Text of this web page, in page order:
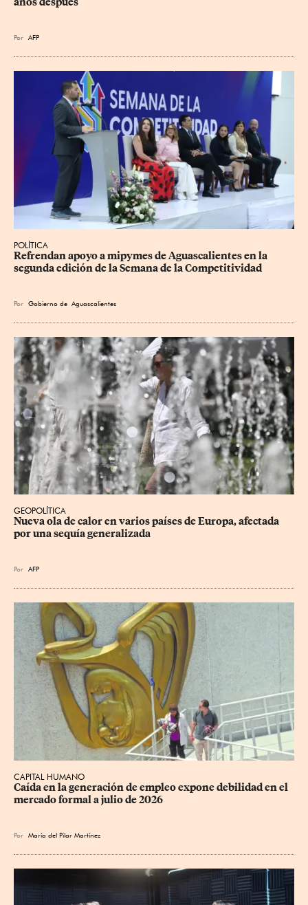
Por AFP
POLÍTICA
Refrendan apoyo a mipymes de Aguascalientes en la
segunda edición de la Semana de la Competitividad
Por Gobierno de Aguascalientes
GEOPOLÍTICA
Nueva ola de calor en varios países de Europa, afectada
por una sequía generalizada
Por AFP
CAPITAL HUMANO
Caída en la generación de empleo expone debilidad en el
mercado formal a julio de 2026
Por María del Pilar Martínez